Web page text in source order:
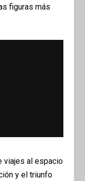
figuras más
viajes al espacio
y el triunfo